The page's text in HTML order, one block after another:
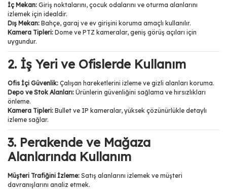
İç Mekan: Giriş noktalarını, çocuk odalarını ve oturma alanlarını
izlemek için idealdir.
Dış Mekan: Bahçe, garaj ve ev girişini koruma amaçlı kullanılır.
Kamera Tipleri: Dome ve PTZ kameralar, geniş görüş açıları için
uygundur.
2. İş Yeri ve Ofislerde Kullanım
Ofis İçi Güvenlik: Çalışan hareketlerini izleme ve gizli alanları koruma.
Depo ve Stok Alanları: Ürünlerin güvenliğini sağlama ve hırsızlıkları
önleme.
Kamera Tipleri: Bullet ve IP kameralar, yüksek çözünürlükle detaylı
izleme sağlar.
3. Perakende ve Mağaza
Alanlarında Kullanım
Müşteri Trafiğini İzleme: Satış alanlarını izlemek ve müşteri
davranışlarını analiz etmek.